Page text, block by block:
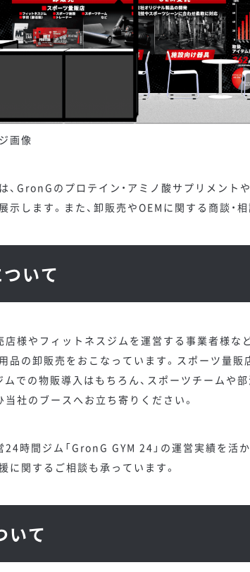
画像
、GronGのプロテイン・アミノ酸サプリメント
示します。また、卸販売やOEMに関する商談・相
いて
店様やフィットネスジムを運営する事業者様な
品の卸販売をおこなっています。スポーツ量販
ムでの物販導入はもちろん、スポーツチームや
当社のブースへお立ち寄りください。
24時間ジム「GronG GYM 24」の運営実績を活
に関するご相談も承っています。
いて